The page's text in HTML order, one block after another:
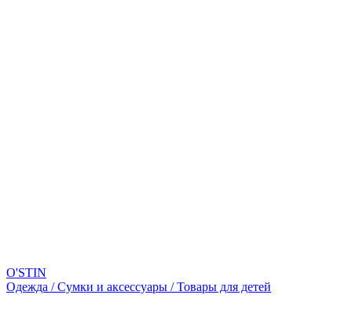
O'STIN
Одежда / Сумки и аксессуары / Товары для детей